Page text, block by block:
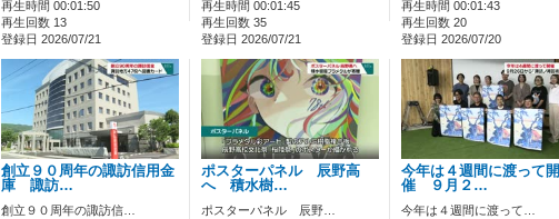
再生時間 00:01:50
再生回数 13
登録日 2026/07/21
再生時間 00:01:45
再生回数 35
登録日 2026/07/21
再生時間 00:01:43
再生回数 20
登録日 2026/07/20
創立９０周年の諏訪信用金
庫 諏訪…
創立９０周年の諏訪信…
ポスターパネル 辰野高
へ 積水樹…
ポスターパネル 辰野…
今年は４週間に渡って開
催 ９月２…
今年は４週間に渡って…